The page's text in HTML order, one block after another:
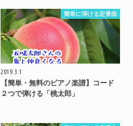
簡単に弾ける定番曲
2019.3.1
【簡単・無料のピアノ楽譜】コード
２つで弾ける「桃太郎」